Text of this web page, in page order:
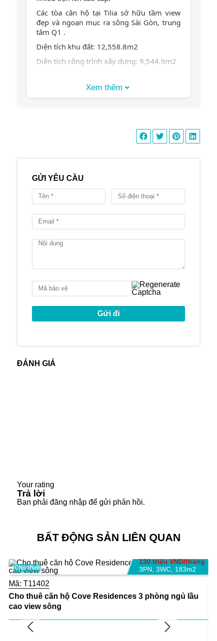
Các tòa căn hộ tại Tilia sở hữu tầm view
đẹp và ngoạn mục ra sông Sài Gòn, trung
tâm Q1 .
Diện tích khu đất: 12,558.8m2
Diện tích công trình xây dựng: 9,544.9m2
Chiều cao các tòa:
Tổng số hồ bơi: Có 2 hồ bơi
Số chỗ đậu xe hơi: Tỷ lệ 1:1
Tiêu chuẩn bàn giao: Bàn giao hoàn thiện
liên tường, nội thất cao cấp của những
thương hiệu lớn
Thời gian bàn giao dự kiến: Q1/2021
Vị trí đắc địa tại Thủ Thiêm và ngay sát
sông Sài Gòn
Sở hữu tầm nhìn ngoạn mục: Các căn hộ
chân trời về quận 1 & quận 4, Tòa tháp 86
tầng
ẩn (Khu vực phòng khách), tủ bếp và đồ
gia dụng (Móc, lò nướng và chậu rửa), tủ
phòng tắm & Thiết bị vệ sinh, máy nước
phòng tập yoga, khu vui chơi trong nhà
cho trẻ.
Xem thêm
GỬI YÊU CẦU
ĐÁNH GIÁ
Your rating
Trả lời
Bạn phảiđăng nhập để gửi phản hồi.
BẤT ĐỘNG SẢN LIÊN QUAN
130 triệu VND/tháng
3PN ,3WC 183m2
Mã: T11402
Cho thuê căn hộ Cove Residences 3 phòng ngủ lầu
cao view sông
Cho thuê